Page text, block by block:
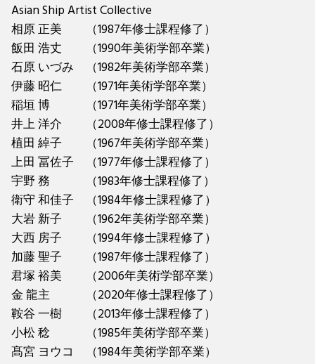
Asian Ship Artist Collective
相原 正美 （1987年修士課程修了）
飯田 浩丈 （1990年美術学部卒業）
石原 いづみ （1982年美術学部卒業）
伊藤 昭仁 （1971年美術学部卒業）
稲垣 博 （1971年美術学部卒業）
井上 洋介 （2008年修士課程修了）
植田 綽子 （1967年美術学部卒業）
上田 冨佐子 （1977年修士課程修了）
宇野 務 （1983年修士課程修了）
衛守 和佳子 （1984年修士課程修了）
大岩 新子 （1962年美術学部卒業）
大西 房子 （1994年修士課程修了）
加藤 聖子 （1987年修士課程修了）
君塚 裕美 （2006年美術学部卒業）
金 龍主 （2020年修士課程修了）
鞍谷 一樹 （2013年修士課程修了）
小松 稔 （1985年美術学部卒業）
髙宮 ヨウコ （1984年美術学部卒業）